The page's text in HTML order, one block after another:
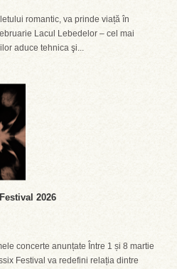
romantic, va prinde viață în
Lacul Lebedelor – cel mai
aduce tehnica şi...
2026
concerte anunțate Între 1 și 8 martie
Festival va redefini relația dintre